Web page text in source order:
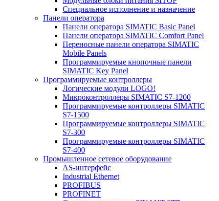
Специальное исполнение и назначение
Панели оператора
Панели оператора SIMATIC Basic Panel
Панели оператора SIMATIC Comfort Panel
Переносные панели оператора SIMATIC
Mobile Panels
Программируемые кнопочные панели
SIMATIC Key Panel
Программируемые контроллеры
Логические модули LOGO!
Микроконтроллеры SIMATIC S7-1200
Программируемые контроллеры SIMATIC
S7-1500
Программируемые контроллеры SIMATIC
S7-300
Программируемые контроллеры SIMATIC
S7-400
Промышленное сетевое оборудование
AS-интерфейс
Industrial Ethernet
PROFIBUS
PROFINET